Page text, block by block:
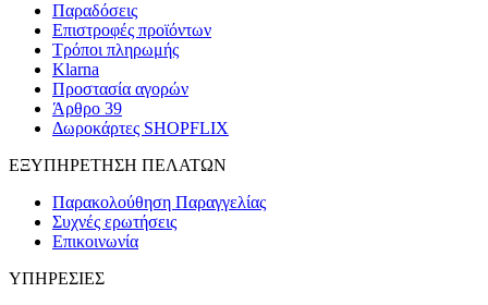
Παραδόσεις
Επιστροφές προϊόντων
Τρόποι πληρωμής
Klarna
Προστασία αγορών
Άρθρο 39
Δωροκάρτες SHOPFLIX
ΕΞΥΠΗΡΕΤΗΣΗ ΠΕΛΑΤΩΝ
Παρακολούθηση Παραγγελίας
Συχνές ερωτήσεις
Επικοινωνία
ΥΠΗΡΕΣΙΕΣ